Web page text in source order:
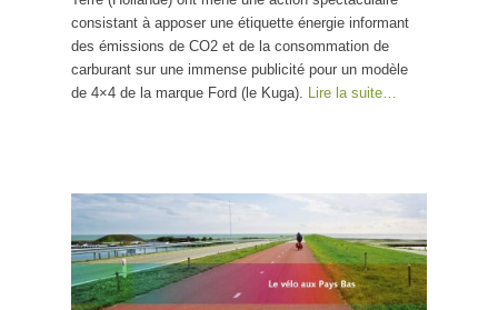
consistant à apposer une étiquette énergie informant
des émissions de CO2 et de la consommation de
carburant sur une immense publicité pour un modèle
de 4×4 de la marque Ford (le Kuga). Lire la suite…